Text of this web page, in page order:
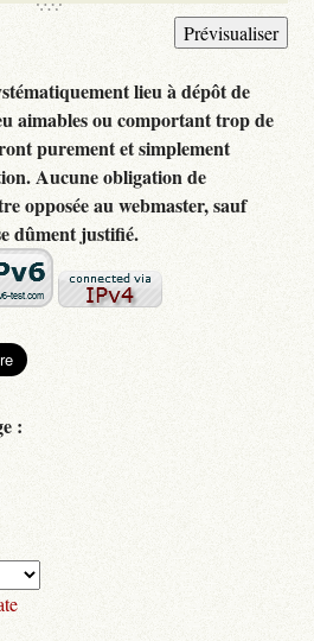
lieu à dépôt de
aimables ou comportant trop de
purement et simplement
Aucune obligation de
opposée au webmaster, sauf
dûment justifié.
: